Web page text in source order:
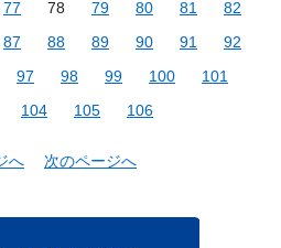
77 78 79 80 81
82
87 88 89 90 91
92
97 98 99 100
101
104 105 106
へ 次のページへ